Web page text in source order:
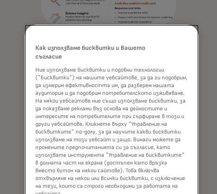
По същество отвореното
банкиране не само предоставя по-
пълна финансова картина на
кредитополучателите, но и дава
възможност на кредиторите да
вземат по-информирани решения.
Някои предимства на отвореното
банкиране за кредитиране на малки
и средни предприятия включват:
Усъвършенствано управление
на риска чрез допълване на
информацията от кредитните
Как използваме бисквитки и Вашето
съгласие
Ние използваме бисквитки и подобни технологии
("Бисквитки") на нашите уебсайтове, за да ги подобрим,
да измерим ефективността им, да разберем нашата
аудитория и да подобрим потребителското изживяване.
На някои уебсайтове ние също използваме бисквитки, за
да показваме реклами въз основа на дейностите и
интересите на потребителите при сърфиране в този и
други уебсайтове. Кликнете върху "Управление на
бисквитките" по-долу, за да научите какви бисквитки
използваме на този уебсайт и защо. Винаги можете да
промените предпочитанията си за съгласие, като
използвате инструмента "Управление на бисквитките"
в долната част на екрана (достъпен като връзка
вместо бутон на някои сайтове). Това включва
отхвърляне на някои или всички бисквитки, с изключение
на тези, които са строго необходими за работата на